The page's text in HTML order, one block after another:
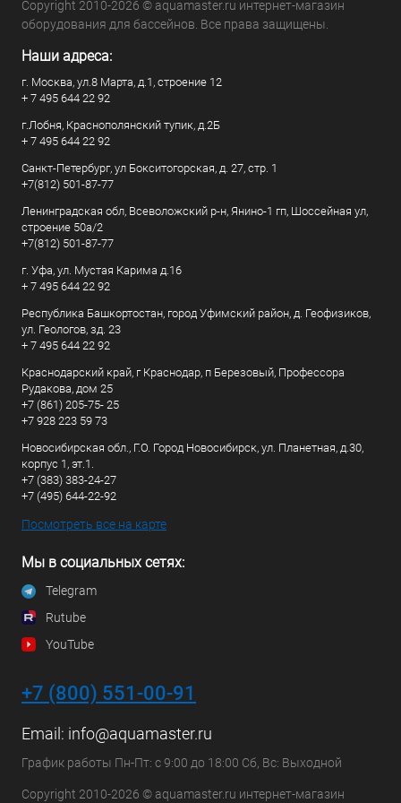
Copyright 2010-2026 © aquamaster.ru интернет-магазин
оборудования для бассейнов. Все права защищены.
Наши адреса:
г. Москва, ул.8 Марта, д.1, строение 12
+ 7 495 644 22 92
г.Лобня, Краснополянский тупик, д.2Б
+ 7 495 644 22 92
Санкт-Петербург, ул Бокситогорская, д. 27, стр. 1
+7(812) 501-87-77
Ленинградская обл, Всеволожский р-н, Янино-1 гп, Шоссейная ул,
строение 50а/2
+7(812) 501-87-77
г. Уфа, ул. Мустая Карима д.16
+ 7 495 644 22 92
Республика Башкортостан, город Уфимский район, д. Геофизиков,
ул. Геологов, зд. 23
+ 7 495 644 22 92
Краснодарский край, г Краснодар, п Березовый, Профессора
Рудакова, дом 25
+7 (861) 205-75- 25
+7 928 223 59 73
Новосибирская обл., Г.О. Город Новосибирск, ул. Планетная, д.30,
корпус 1, эт.1.
+7 (383) 383-24-27
+7 (495) 644-22-92
Посмотреть все на карте
Мы в социальных сетях:
Telegram
Rutube
YouTube
+7 (800) 551-00-91
Email: info@aquamaster.ru
График работы Пн-Пт: с 9:00 до 18:00 Сб, Вс: Выходной
Copyright 2010-2026 © aquamaster.ru интернет-магазин